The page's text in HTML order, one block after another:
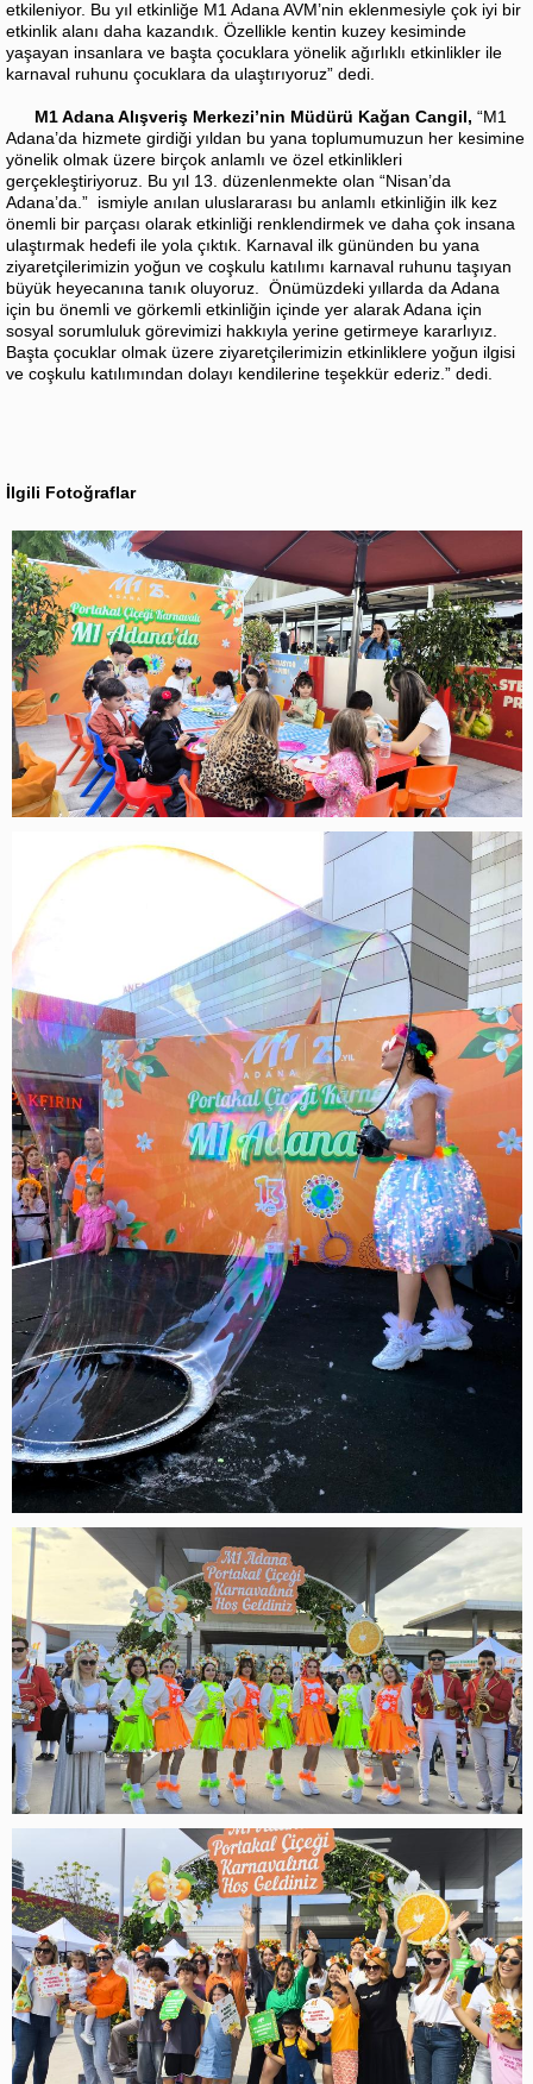
etkileniyor. Bu yıl etkinliğe M1 Adana AVM’nin eklenmesiyle çok iyi bir
etkinlik alanı daha kazandık. Özellikle kentin kuzey kesiminde
yaşayan insanlara ve başta çocuklara yönelik ağırlıklı etkinlikler ile
karnaval ruhunu çocuklara da ulaştırıyoruz” dedi.
M1 Adana Alışveriş Merkezi’nin Müdürü Kağan Cangil, “M1
Adana’da hizmete girdiği yıldan bu yana toplumumuzun her kesimine
yönelik olmak üzere birçok anlamlı ve özel etkinlikleri
gerçekleştiriyoruz. Bu yıl 13. düzenlenmekte olan “Nisan’da
Adana’da.” ismiyle anılan uluslararası bu anlamlı etkinliğin ilk kez
önemli bir parçası olarak etkinliği renklendirmek ve daha çok insana
ulaştırmak hedefi ile yola çıktık. Karnaval ilk gününden bu yana
ziyaretçilerimizin yoğun ve coşkulu katılımı karnaval ruhunu taşıyan
büyük heyecanına tanık oluyoruz. Önümüzdeki yıllarda da Adana
için bu önemli ve görkemli etkinliğin içinde yer alarak Adana için
sosyal sorumluluk görevimizi hakkıyla yerine getirmeye kararlıyız.
Başta çocuklar olmak üzere ziyaretçilerimizin etkinliklere yoğun ilgisi
ve coşkulu katılımından dolayı kendilerine teşekkür ederiz.” dedi.
İlgili Fotoğraflar